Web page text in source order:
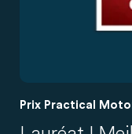
Prix Practical